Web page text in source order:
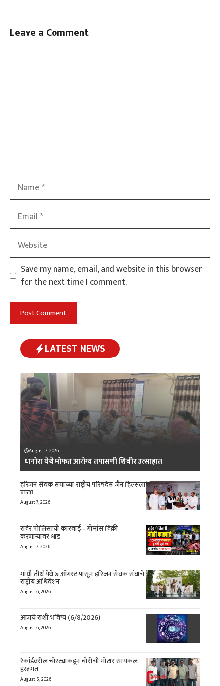
Leave a Comment
Name
Email
Website
Save my name, email, and website in this browser
for the next time I comment.
LATEST NEWS
August 7, 2026
धानोरा येथे मोफत आरोग्य तपासणी शिबीर उत्साहात
हरिजन सेवक संघाच्या राष्ट्रीय परिषदेस जैन हिल्सला
प्रारंभ
August 7, 2026
रावेर पोलिसांची कारवाई – गोमांस विक्री
करणाऱ्यांवर धाड
August 7, 2026
गांधी तीर्थ येथे ७ ऑगस्ट पासून हरिजन सेवक संघाचे
राष्ट्रीय अधिवेशन
August 6, 2026
आजचे राशी भविष्य (6/8/2026)
August 6, 2026
रेकॉर्डवरील चोरट्याकडून चोरीची मोटार सायकल
हस्तगत
August 5, 2026